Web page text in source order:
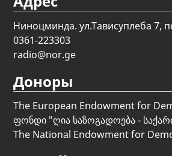
Ниноцминда. ул.Тависуплеба 7,
0361-223303
radio@nor.ge
Доноры
The European Endowment for
ფონდი "ღია საზოგადოება -
The National Endowment for